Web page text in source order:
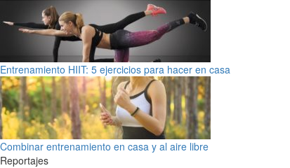
Entrenamiento HIIT: 5 ejercicios para hacer en casa
Combinar entrenamiento en casa y al aire libre
Reportajes